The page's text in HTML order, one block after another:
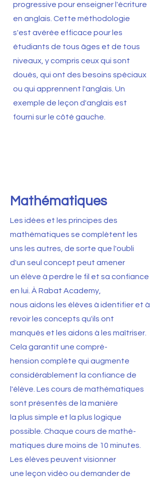
progressive pour enseigner l'écriture
en anglais. Cette méthodologie
s'est avérée efficace pour les
étudiants de tous âges et de tous
niveaux, y compris ceux qui sont
doués, qui ont des besoins spéciaux
ou qui apprennent l'anglais. Un
exemple de leçon d'anglais est
fourni sur le côté gauche.
Mathématiques
Les idées et les principes des
mathématiques se complètent les
uns les autres, de sorte que l'oubli
d'un seul concept peut amener
un élève à perdre le fil et sa confiance
en lui. À Rabat Academy,
nous aidons les élèves à identifier et à
revoir les concepts qu'ils ont
manqués et les aidons à les maîtriser.
Cela garantit une compré-
hension complète qui augmente
considérablement la confiance de
l'élève. Les cours de mathématiques
sont présentés de la manière
la plus simple et la plus logique
possible. Chaque cours de mathé-
matiques dure moins de 10 minutes.
Les élèves peuvent visionner
une leçon vidéo ou demander de